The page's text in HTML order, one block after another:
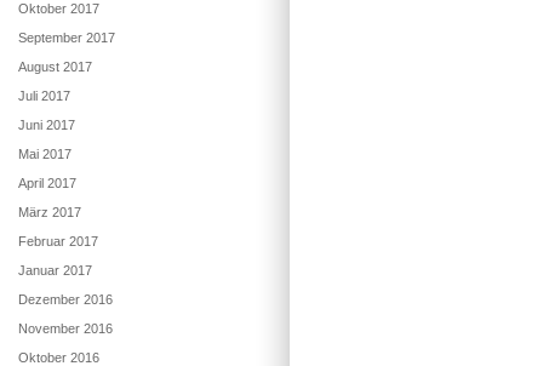
Oktober 2017
September 2017
August 2017
Juli 2017
Juni 2017
Mai 2017
April 2017
März 2017
Februar 2017
Januar 2017
Dezember 2016
November 2016
Oktober 2016